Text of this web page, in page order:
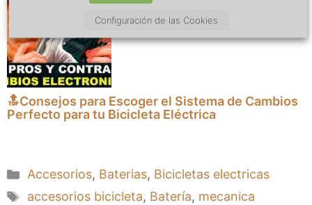
🔝Consejos para Escoger el Sistema de Cambios
Perfecto para tu Bicicleta Eléctrica
Categorías
Accesorios, Baterias, Bicicletas electricas
Etiquetas
accesorios bicicleta, Batería, mecanica
Configuración de las Cookies